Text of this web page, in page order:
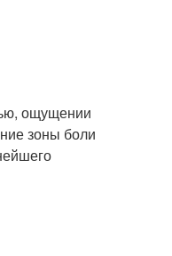
ощущении
зоны боли